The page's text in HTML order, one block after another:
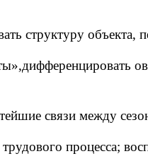
структуру
связи между
процесса;